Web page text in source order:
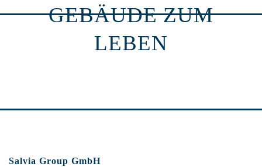
GEBÄUDE ZUM
LEBEN
Salvia Group GmbH